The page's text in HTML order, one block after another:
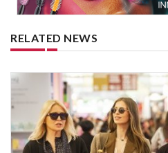
RELATED NEWS